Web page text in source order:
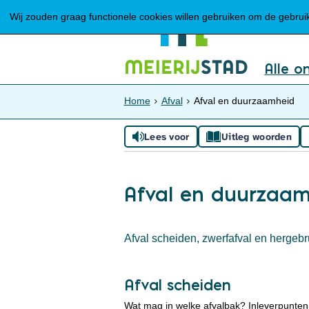
Wij zouden graag functionele cookies willen gebruiken om de
Alle
Home Afval Afval en duurzaamheid
Lees voor Uitleg woorden
Afval en
Afval scheiden, zwerfafval en
Afval scheiden
Wat mag in welke afvalbak?